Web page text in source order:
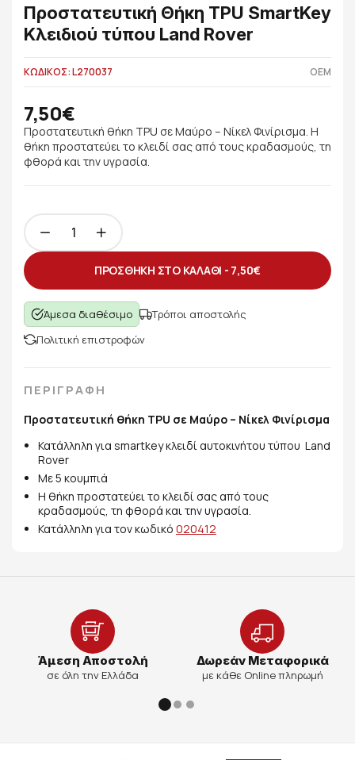
Προστατευτική Θήκη TPU SmartKey
Κλειδιού τύπου Land Rover
ΚΩΔΙΚΟΣ: L270037 OEM
7,50€
Προστατευτική θήκη TPU σε Μαύρο – Νίκελ Φινίρισμα. Η
θήκη προστατεύει το κλειδί σας από τους κραδασμούς, τη
φθορά και την υγρασία.
ΠΡΟΣΘΗΚΗ ΣΤΟ ΚΑΛΑΘΙ - 7,50€
Άμεσα διαθέσιμο
Τρόποι αποστολής
Πολιτική επιστροφών
ΠΕΡΙΓΡΑΦΗ
Προστατευτική θήκη TPU σε Μαύρο – Νίκελ Φινίρισμα
Κατάλληλη για smartkey κλειδί αυτοκινήτου τύπου Land
Rover
Με 5 κουμπιά
Η θήκη προστατεύει το κλειδί σας από τους
κραδασμούς, τη φθορά και την υγρασία.
Κατάλληλη για τον κωδικό 020412
Άμεση Αποστολή
σε όλη την Ελλάδα
Δωρεάν Μεταφορικά
με κάθε Online πληρωμή